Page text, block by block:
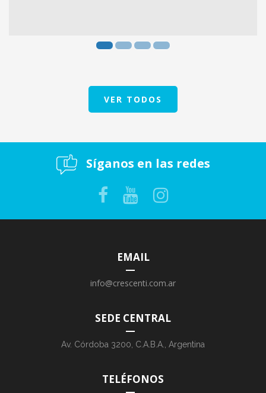
VER TODOS
Síganos en las redes
EMAIL
info@crescenti.com.ar
SEDE CENTRAL
Av. Córdoba 3200, C.A.B.A., Argentina
TELÉFONOS